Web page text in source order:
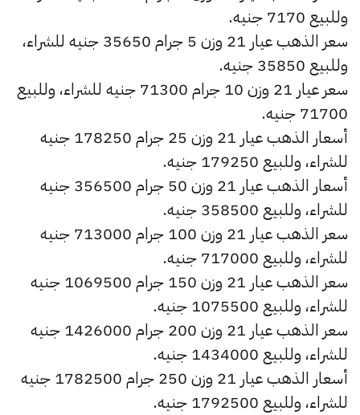
وللبيع 7170 جنيه.
سعر الذهب عيار 21 وزن 5 جرام 35650 جنيه للشراء،
وللبيع 35850 جنيه.
سعر عيار 21 وزن 10 جرام 71300 جنيه للشراء، وللبيع
71700 جنيه.
أسعار الذهب عيار 21 وزن 25 جرام 178250 جنيه
للشراء، وللبيع 179250 جنيه.
أسعار الذهب عيار 21 وزن 50 جرام 356500 جنيه
للشراء، وللبيع 358500 جنيه.
سعر الذهب عيار 21 وزن 100 جرام 713000 جنيه
للشراء، وللبيع 717000 جنيه.
سعر الذهب عيار 21 وزن 150 جرام 1069500 جنيه
للشراء، وللبيع 1075500 جنيه.
سعر الذهب عيار 21 وزن 200 جرام 1426000 جنيه
للشراء، وللبيع 1434000 جنيه.
أسعار الذهب عيار 21 وزن 250 جرام 1782500 جنيه
للشراء، وللبيع 1792500 جنيه.